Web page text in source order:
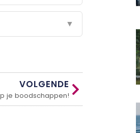
▼
VOLGENDE
je boodschappen!